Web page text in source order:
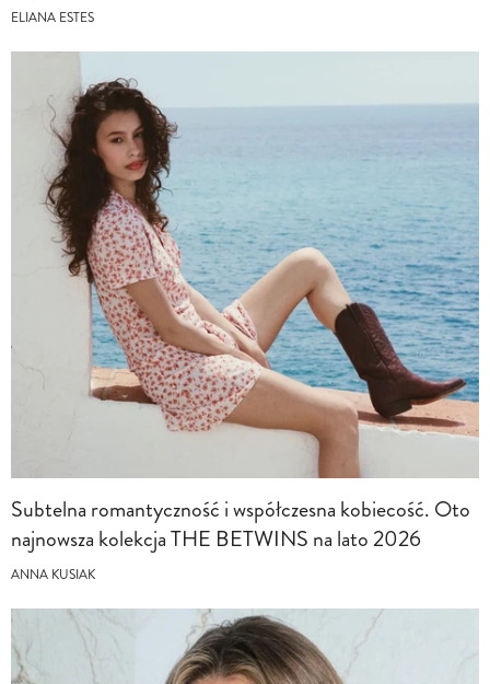
ELIANA ESTES
Subtelna romantyczność i współczesna kobiecość. Oto
najnowsza kolekcja THE BETWINS na lato 2026
ANNA KUSIAK